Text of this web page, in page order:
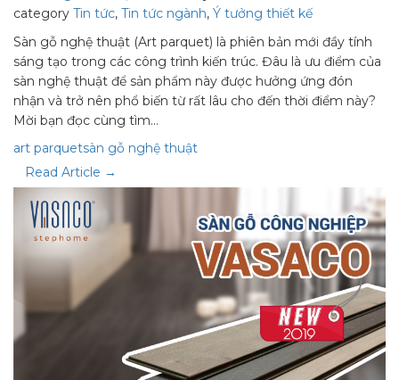
category Tin tức, Tin tức ngành, Ý tưởng thiết kế
Sàn gỗ nghệ thuật (Art parquet) là phiên bản mới đầy tính
sáng tạo trong các công trình kiến trúc. Đâu là ưu điểm của
sàn nghệ thuật để sản phẩm này được hưởng ứng đón
nhận và trở nên phổ biến từ rất lâu cho đến thời điểm này?
Mời bạn đọc cùng tìm…
art parquetsàn gỗ nghệ thuật
Read Article →